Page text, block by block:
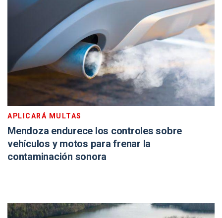
APLICARÁ MULTAS
Mendoza endurece los controles sobre
vehículos y motos para frenar la
contaminación sonora